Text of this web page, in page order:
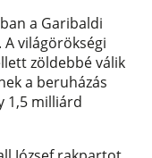
a Garibaldi
világörökségi
zöldebbé válik
a beruházás
1,5 milliárd